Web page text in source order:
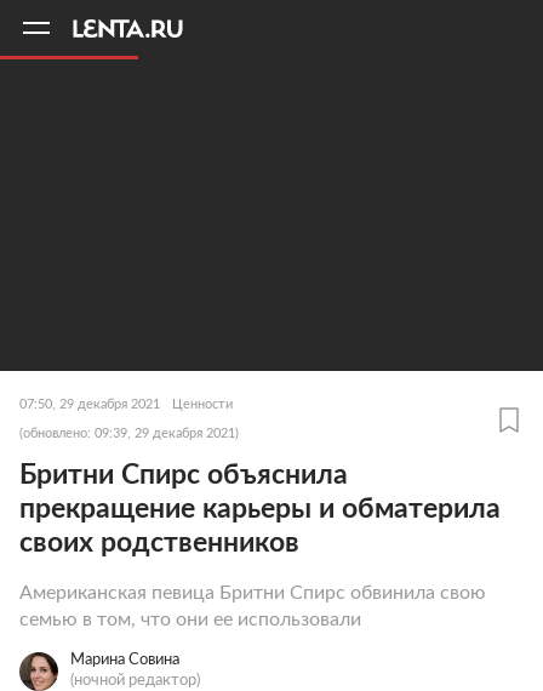
07:50, 29 декабря 2021 Ценности
(обновлено: 09:39, 29 декабря 2021)
Бритни Спирс объяснила
прекращение карьеры и обматерила
своих родственников
Американская певица Бритни Спирс обвинила свою
семью в том, что они ее использовали
Марина Совина
(ночной редактор)